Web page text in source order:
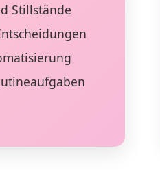
Stillstände